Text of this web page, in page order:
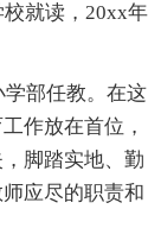
就读，20xx年
部任教。在这
作放在首位，
脚踏实地、勤
应尽的职责和